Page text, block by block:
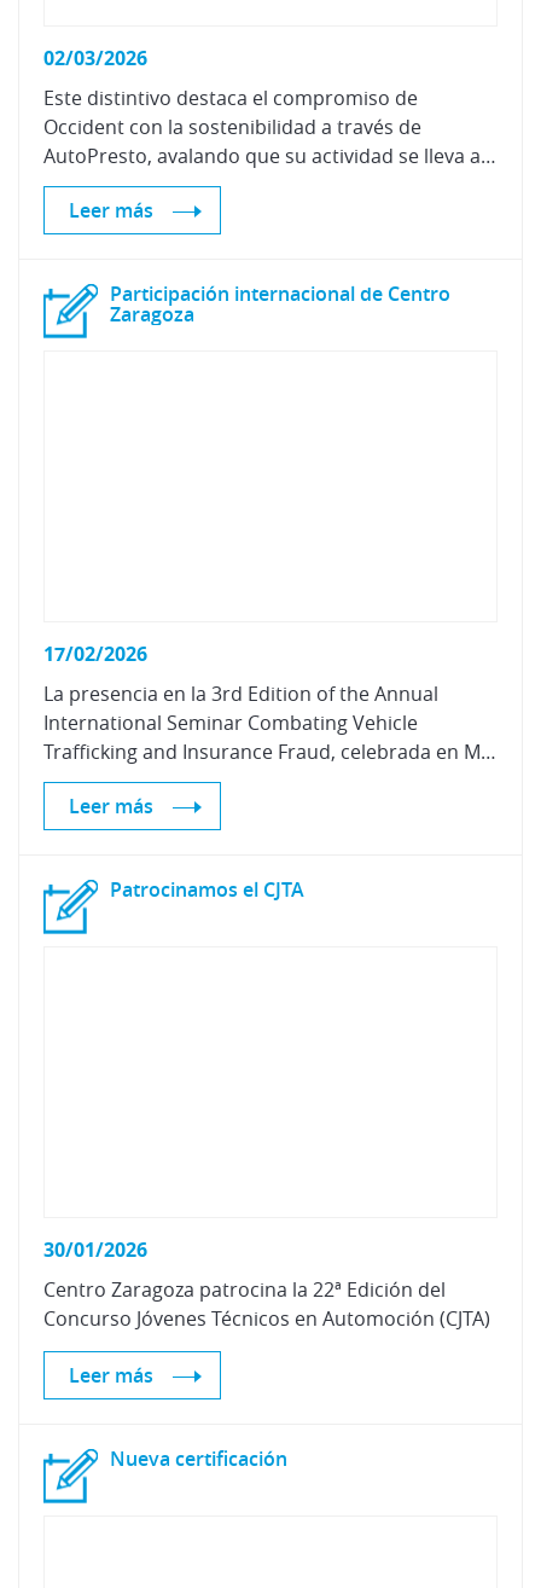
02/03/2026
Este distintivo destaca el compromiso de
Occident con la sostenibilidad a través de
AutoPresto, avalando que su actividad se lleva a cabo bajo rigurosos criterios de cuidado medioambiental, mejora continua y neutralidad climática.
Leer más
Participación internacional de Centro
Zaragoza
17/02/2026
La presencia en la 3rd Edition of the Annual
International Seminar Combating Vehicle
Trafficking and Insurance Fraud, celebrada en Marruecos, refuerza nuestro compromiso con la lucha contra el tráfico de vehículos y el fraude en seguros.
Leer más
Patrocinamos el CJTA
30/01/2026
Centro Zaragoza patrocina la 22ª Edición del
Concurso Jóvenes Técnicos en Automoción (CJTA)
Leer más
Nueva certificación